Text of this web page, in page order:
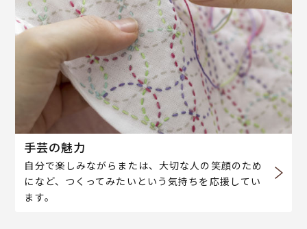
手芸の魅力
自分で楽しみながらまたは、大切な人の笑顔のため
になど、つくってみたいという気持ちを応援してい
ます。